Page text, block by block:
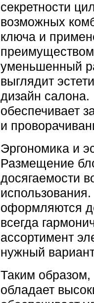
секретности
возможных
ключа и
преимуществом
уменьшенный
выглядит
дизайн салона.
обеспечивает
и
Эргономика и
Размещение
досягаемости
оформляются
всегда
ассортимент
нужный
Таким образом,
обладает